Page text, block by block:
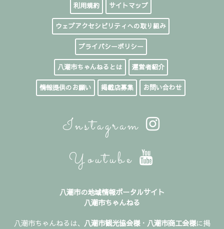
利用規約 サイトマップ
ウェブアクセシビリティへの取り組み
プライバシーポリシー
八潮市ちゃんねるとは 運営者紹介
情報提供のお願い 掲載店募集 お問い合わせ
Instagram
Youtube
八潮市の地域情報ポータルサイト
八潮市ちゃんねる
八潮市ちゃんねるは、 八潮市観光協会様・ 八潮市商工会様に掲